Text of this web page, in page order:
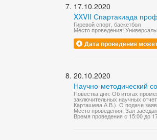
17.10.2020
XXVII Спартакиада
Гиревой спорт, баскетбол
Место проведения:
Дата проведения
20.10.2020
Научно-методический
Повестка дня: Об итогах
заключительных научных
Карташева А.В.). О подаче
Место проведения: Зал
Время проведения с 15:00 до